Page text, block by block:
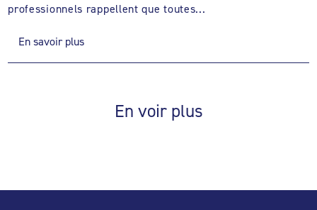
professionnels rappellent que toutes...
En savoir plus
En voir plus